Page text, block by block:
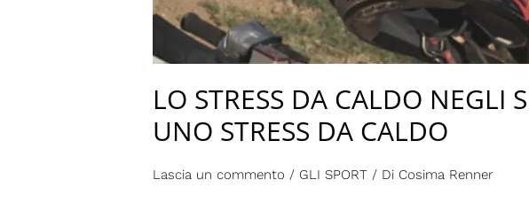
LO STRESS DA CALDO NEGLI
UNO STRESS DA CALDO
Lascia un commento / GLI SPORT / Di Cosima Renner